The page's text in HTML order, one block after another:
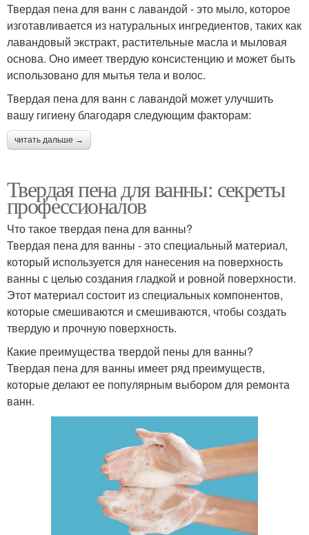
Твердая пена для ванн с лавандой - это мыло, которое
изготавливается из натуральных ингредиентов, таких как
лавандовый экстракт, растительные масла и мыловая
основа. Оно имеет твердую консистенцию и может быть
использовано для мытья тела и волос.
Твердая пена для ванн с лавандой может улучшить
вашу гигиену благодаря следующим факторам:
читать дальше →
Твердая пена для ванны: секреты
профессионалов
Что такое твердая пена для ванны?
Твердая пена для ванны - это специальный материал,
который используется для нанесения на поверхность
ванны с целью создания гладкой и ровной поверхности.
Этот материал состоит из специальных компонентов,
которые смешиваются и смешиваются, чтобы создать
твердую и прочную поверхность.
Какие преимущества твердой пены для ванны?
Твердая пена для ванны имеет ряд преимуществ,
которые делают ее популярным выбором для ремонта
ванн.